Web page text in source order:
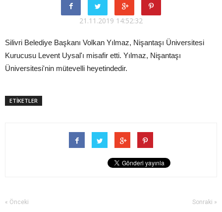
21.11.2019 14:52:32
Silivri Belediye Başkanı Volkan Yılmaz, Nişantaşı Üniversitesi
Kurucusu Levent Uysal'ı misafir etti. Yılmaz, Nişantaşı
Üniversitesi'nin mütevelli heyetindedir.
ETİKETLER
« Önceki Sonraki »